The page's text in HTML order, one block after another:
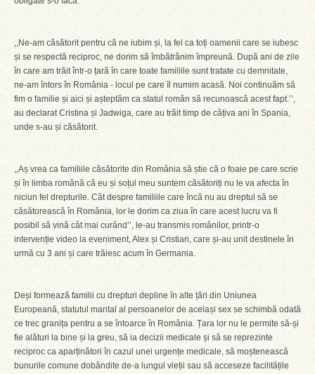
,,Ne-am căsătorit pentru că ne iubim și, la fel ca toți oamenii care se iubesc
și se respectă reciproc, ne dorim să îmbătrânim împreună. După ani de zile
în care am trăit într-o țară în care toate familiile sunt tratate cu demnitate,
ne-am întors în România - locul pe care îl numim acasă. Noi continuăm să
fim o familie și aici și așteptăm ca statul român să recunoască acest fapt.’’,
au declarat Cristina și Jadwiga, care au trăit timp de câțiva ani în Spania,
unde s-au și căsătorit.
,,Aș vrea ca familiile căsătorite din România să știe că o foaie pe care scrie
și în limba română că eu și soțul meu suntem căsătoriți nu le va afecta în
niciun fel drepturile. Cât despre familiile care încă nu au dreptul să se
căsătorească în România, lor le dorim ca ziua în care acest lucru va fi
posibil să vină cât mai curând’’, le-au transmis românilor, printr-o
intervenție video la eveniment, Alex și Cristian, care și-au unit destinele în
urmă cu 3 ani și care trăiesc acum în Germania.
Deși formează familii cu drepturi depline în alte țări din Uniunea
Europeană, statutul marital al persoanelor de același sex se schimbă odată
ce trec granița pentru a se întoarce în România. Țara lor nu le permite să-și
fie alături la bine și la greu, să ia decizii medicale și să se reprezinte
reciproc ca aparținători în cazul unei urgențe medicale, să moștenească
bunurile comune dobândite de-a lungul vieții sau să acceseze facilitățile